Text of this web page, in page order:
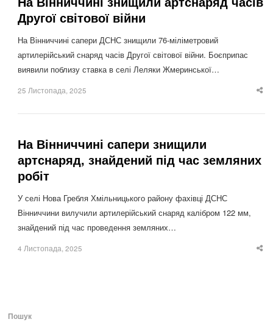
Другої світової війни
На Вінниччині сапери ДСНС знищили 76-міліметровий
артилерійський снаряд часів Другої світової війни. Боєприпас
виявили поблизу ставка в селі Леляки Жмеринської…
25 Листопада, 2025
На Вінниччині сапери знищили
артснаряд, знайдений під час земляних
робіт
У селі Нова Гребля Хмільницького району фахівці ДСНС
Вінниччини вилучили артилерійський снаряд калібром 122 мм,
знайдений під час проведення земляних…
4 Листопада, 2025
Пошук